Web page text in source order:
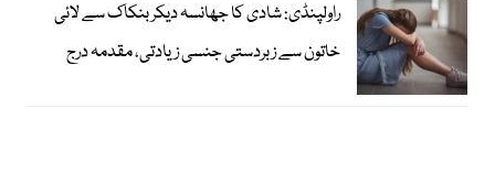
راولپنڈی: شادی کا جھانسہ دیکر بنکاک سے لائی
خاتون سے زبردستی جنسی زیادتی، مقدمہ درج